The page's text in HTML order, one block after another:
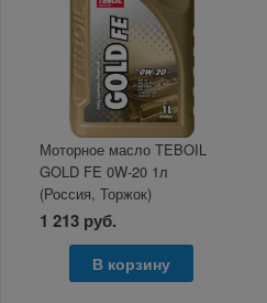
Моторное масло TEBOIL
GOLD FE 0W-20 1л
(Россия, Торжок)
1 213 руб.
В корзину